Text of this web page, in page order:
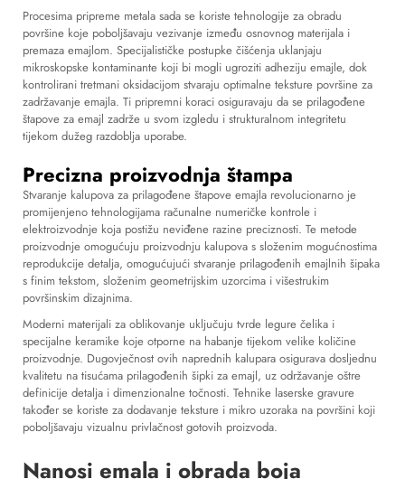
Procesima pripreme metala sada se koriste tehnologije za obradu
površine koje poboljšavaju vezivanje između osnovnog materijala i
premaza emajlom. Specijalističke postupke čišćenja uklanjaju
mikroskopske kontaminante koji bi mogli ugroziti adheziju emajle, dok
kontrolirani tretmani oksidacijom stvaraju optimalne teksture površine za
zadržavanje emajla. Ti pripremni koraci osiguravaju da se prilagođene
štapove za emajl zadrže u svom izgledu i strukturalnom integritetu
tijekom dužeg razdoblja uporabe.
Precizna proizvodnja štampa
Stvaranje kalupova za prilagođene štapove emajla revolucionarno je
promijenjeno tehnologijama računalne numeričke kontrole i
elektroizvodnje koja postižu neviđene razine preciznosti. Te metode
proizvodnje omogućuju proizvodnju kalupova s složenim mogućnostima
reprodukcije detalja, omogućujući stvaranje prilagođenih emajlnih šipaka
s finim tekstom, složenim geometrijskim uzorcima i višestrukim
površinskim dizajnima.
Moderni materijali za oblikovanje uključuju tvrde legure čelika i
specijalne keramike koje otporne na habanje tijekom velike količine
proizvodnje. Dugovječnost ovih naprednih kalupara osigurava dosljednu
kvalitetu na tisućama prilagođenih šipki za emajl, uz održavanje oštre
definicije detalja i dimenzionalne točnosti. Tehnike laserske gravure
također se koriste za dodavanje teksture i mikro uzoraka na površini koji
poboljšavaju vizualnu privlačnost gotovih proizvoda.
Nanosi emala i obrada boja